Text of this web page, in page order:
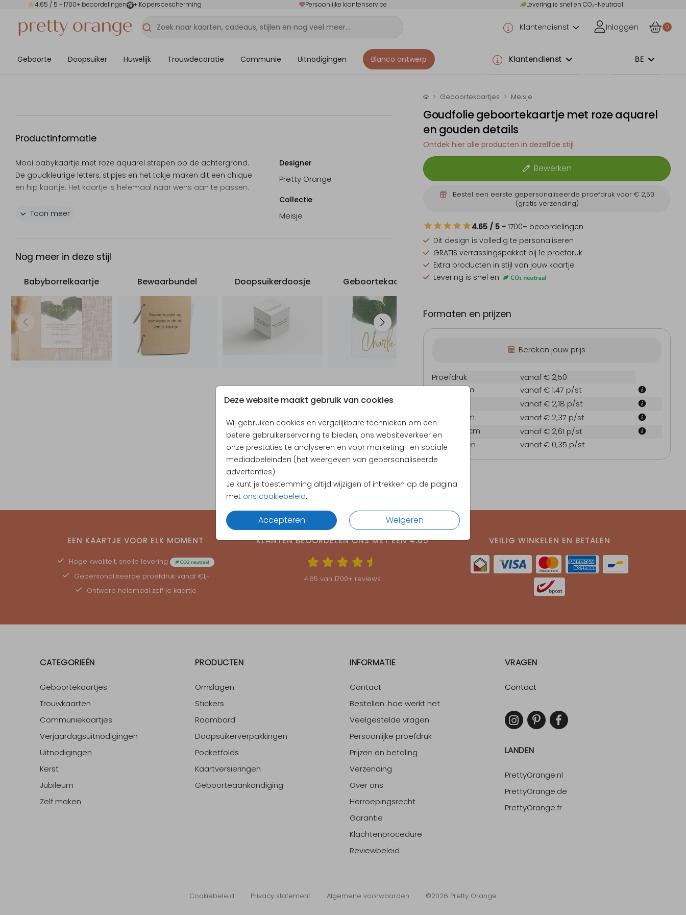
4.65 / 5 - 1700+ beoordelingen + Kopersbescherming Persoonlijke klantenservice Levering is snel en CO₂-Neutraal
Klantendienst Inloggen 0
Geboorte Doopsuiker Huwelijk Trouwdecoratie Communie Uitnodigingen Blanco ontwerp Klantendienst BE
Deze website maakt gebruik van cookies
Wij gebruiken cookies en vergelijkbare technieken om een
betere gebruikerservaring te bieden, ons websiteverkeer en
onze prestaties te analyseren en voor marketing- en sociale
mediadoeleinden (het weergeven van gepersonaliseerde
advertenties).
Je kunt je toestemming altijd wijzigen of intrekken op de pagina
met ons cookiebeleid.
Accepteren Weigeren
Productinformatie
Mooi babykaartje met roze aquarel strepen op de achtergrond.
De goudkleurige letters, stipjes en het takje maken dit een chique
en hip kaartje. Het kaartje is helemaal naar wens aan te passen.
Toon meer
Designer
Pretty Orange
Collectie
Meisje
Nog meer in deze stijl
Babyborrelkaartje Bewaarbundel Doopsuikerdoosje Geboortekaartje Geboortekaartje
Geboortekaartjes Meisje
Goudfolie geboortekaartje met roze aquarel
en gouden details
Ontdek hier alle producten in dezelfde stijl
Bewerken
Bestel een eerste gepersonaliseerde proefdruk voor € 2,50
(gratis verzending)
4.65 / 5 - 1700+ beoordelingen
Dit design is volledig te personaliseren
GRATIS verrassingspakket bij 1e proefdruk
Extra producten in stijl van jouw kaartje
Levering is snel en
Formaten en prijzen
Bereken jouw prijs
Proefdruk
vanaf € 2,50
5.4 × 8.1 cm
vanaf € 1,47 p/st
vanaf € 2,18 p/st
11.4 × 17.1 cm
vanaf € 2,37 p/st
14.4 × 21.6 cm
vanaf € 2,61 p/st
Enveloppen
vanaf € 0,35 p/st
EEN KAARTJE VOOR ELK MOMENT
Hoge kwaliteit, snelle levering
Gepersonaliseerde proefdrukvanaf €1,-
Ontwerp helemaal zelf je kaartje
KLANTEN BEOORDELEN ONS MET EEN4.65
4.65 van 1700+ reviews
VEILIG WINKELEN EN BETALEN
CATEGORIEËN
Geboortekaartjes
Trouwkaarten
Communiekaartjes
Verjaardagsuitnodigingen
Uitnodigingen
Kerst
Jubileum
Zelf maken
PRODUCTEN
Omslagen
Stickers
Raambord
Doopsuikerverpakkingen
Pocketfolds
Kaartversieringen
Geboorteaankondiging
INFORMATIE
Contact
Bestellen: hoe werkt het
Veelgestelde vragen
Persoonlijke proefdruk
Prijzen en betaling
Verzending
Over ons
Herroepingsrecht
Garantie
Klachtenprocedure
Reviewbeleid
VRAGEN
Contact
LANDEN
PrettyOrange.nl
PrettyOrange.de
PrettyOrange.fr
Cookiebeleid Privacy statement Algemene voorwaarden ©2026 Pretty Orange